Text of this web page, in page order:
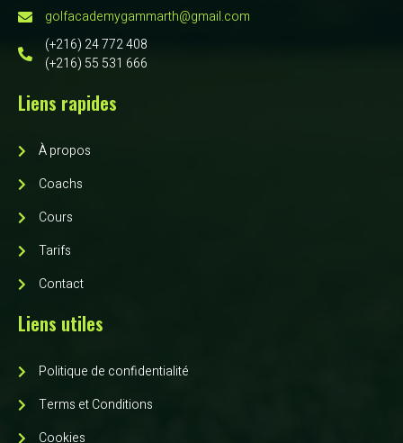
golfacademygammarth@gmail.com
(+216) 24 772 408
(+216) 55 531 666
Liens rapides
À propos
Coachs
Cours
Tarifs
Contact
Liens utiles
Politique de confidentialité
Terms et Conditions
Cookies